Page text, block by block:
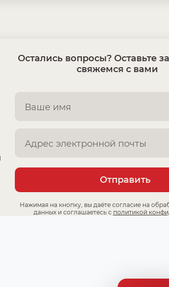
Остались вопросы? Оставьте
свяжемся с вами
Отправить
Нажимая на кнопку, вы даёте согласие на
данных и соглашаетесь с политикой